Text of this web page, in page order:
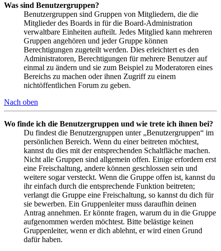
Was sind Benutzergruppen?
Benutzergruppen sind Gruppen von Mitgliedern, die die
Mitglieder des Boards in für die Board-Administration
verwaltbare Einheiten aufteilt. Jedes Mitglied kann mehreren
Gruppen angehören und jeder Gruppe können
Berechtigungen zugeteilt werden. Dies erleichtert es den
Administratoren, Berechtigungen für mehrere Benutzer auf
einmal zu ändern und sie zum Beispiel zu Moderatoren eines
Bereichs zu machen oder ihnen Zugriff zu einem
nichtöffentlichen Forum zu geben.
Nach oben
Wo finde ich die Benutzergruppen und wie trete ich ihnen bei?
Du findest die Benutzergruppen unter „Benutzergruppen“ im
persönlichen Bereich. Wenn du einer beitreten möchtest,
kannst du dies mit der entsprechenden Schaltfläche machen.
Nicht alle Gruppen sind allgemein offen. Einige erfordern erst
eine Freischaltung, andere können geschlossen sein und
weitere sogar versteckt. Wenn die Gruppe offen ist, kannst du
ihr einfach durch die entsprechende Funktion beitreten;
verlangt die Gruppe eine Freischaltung, so kannst du dich für
sie bewerben. Ein Gruppenleiter muss daraufhin deinen
Antrag annehmen. Er könnte fragen, warum du in die Gruppe
aufgenommen werden möchtest. Bitte belästige keinen
Gruppenleiter, wenn er dich ablehnt, er wird einen Grund
dafür haben.